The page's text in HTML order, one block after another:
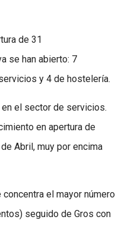
de 31
se han abierto: 7
y 4 de hostelería.
el sector de servicios.
en apertura de
Abril, muy por encima
el mayor número
seguido de Gros con